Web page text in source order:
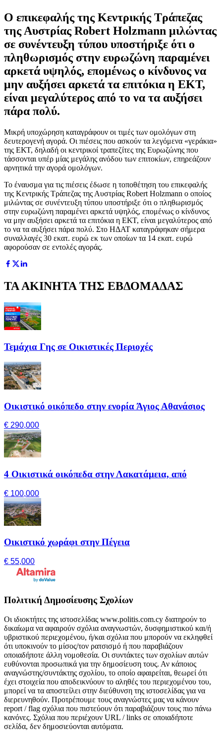
Ο επικεφαλής της Κεντρικής Τράπεζας
της Αυστρίας Robert Holzmann μιλώντας
σε συνέντευξη τύπου υποστήριξε ότι ο
πληθωρισμός στην ευρωζώνη παραμένει
αρκετά υψηλός, επομένως ο κίνδυνος να
μην αυξήσει αρκετά τα επιτόκια η ΕΚΤ,
είναι μεγαλύτερος από το να τα αυξήσει
πάρα πολύ.
Mικρή υποχώρηση καταγράφουν οι τιμές των ομολόγων στη
δευτερογενή αγορά. Οι πιέσεις που ασκούν τα λεγόμενα «γεράκια»
της ΕΚΤ, δηλαδή οι κεντρικοί τραπεζίτες της Ευρωζώνης που
τάσσονται υπέρ μίας μεγάλης ανόδου των επιτοκίων, επηρεάζουν
αρνητικά την αγορά ομολόγων.
Το έναυσμα για τις πιέσεις έδωσε η τοποθέτηση του επικεφαλής
της Κεντρικής Τράπεζας της Αυστρίας Robert Holzmann ο οποίος
μιλώντας σε συνέντευξη τύπου υποστήριξε ότι ο πληθωρισμός
στην ευρωζώνη παραμένει αρκετά υψηλός, επομένως ο κίνδυνος
να μην αυξήσει αρκετά τα επιτόκια η ΕΚΤ, είναι μεγαλύτερος από
το να τα αυξήσει πάρα πολύ. Στο ΗΔΑΤ καταγράφηκαν σήμερα
συναλλαγές 30 εκατ. ευρώ εκ των οποίων τα 14 εκατ. ευρώ
αφορούσαν σε εντολές αγοράς.
ΤΑ ΑΚΙΝΗΤΑ ΤΗΣ ΕΒΔΟΜΑΔΑΣ
Τεμάχια Γης σε Οικιστικές Περιοχές
Οικιστικό οικόπεδο στην ενορία Άγιος Αθανάσιος
€ 290,000
4 Οικιστικά οικόπεδα στην Λακατάμεια, από
€ 100,000
Οικιστικό χωράφι στην Πέγεια
€ 55,000
Πολιτική Δημοσίευσης Σχολίων
Οι ιδιοκτήτες της ιστοσελίδας www.politis.com.cy διατηρούν το
δικαίωμα να αφαιρούν σχόλια αναγνωστών, δυσφημιστικού και/ή
υβριστικού περιεχομένου, ή/και σχόλια που μπορούν να εκληφθεί
ότι υποκινούν το μίσος/τον ρατσισμό ή που παραβιάζουν
οποιαδήποτε άλλη νομοθεσία. Οι συντάκτες των σχολίων αυτών
ευθύνονται προσωπικά για την δημοσίευση τους. Αν κάποιος
αναγνώστης/συντάκτης σχολίου, το οποίο αφαιρείται, θεωρεί ότι
έχει στοιχεία που αποδεικνύουν το αληθές του περιεχομένου του,
μπορεί να τα αποστείλει στην διεύθυνση της ιστοσελίδας για να
διερευνηθούν. Προτρέπουμε τους αναγνώστες μας να κάνουν
report / flag σχόλια που πιστεύουν ότι παραβιάζουν τους πιο πάνω
κανόνες. Σχόλια που περιέχουν URL / links σε οποιαδήποτε
σελίδα, δεν δημοσιεύονται αυτόματα.